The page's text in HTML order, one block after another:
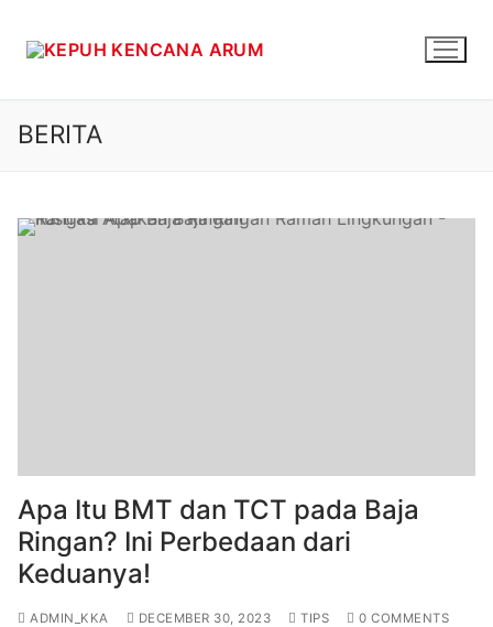
BERITA
Apa Itu BMT dan TCT pada Baja
Ringan? Ini Perbedaan dari
Keduanya!
ADMIN_KKA DECEMBER 30, 2023 TIPS 0 COMMENTS